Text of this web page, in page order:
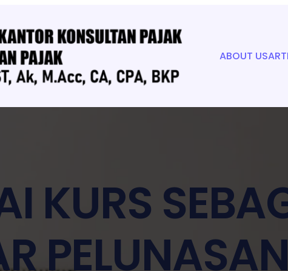
ABOUT US
KURS